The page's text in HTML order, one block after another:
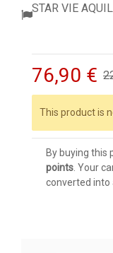
STAR VIE
76,90 €
This product is
By buying this
points . Your
converted into